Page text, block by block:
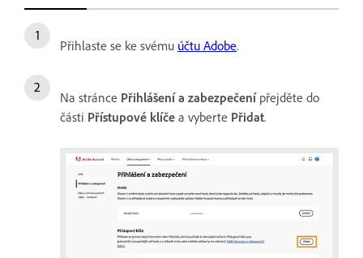
Přihlaste se ke svému účtu Adobe.
Na stránce Přihlášení a zabezpečenípřejděte do
části Přístupové klíče a vyberte Přidat.